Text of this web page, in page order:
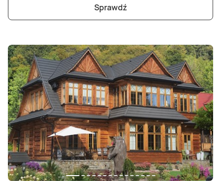
Sprawdź